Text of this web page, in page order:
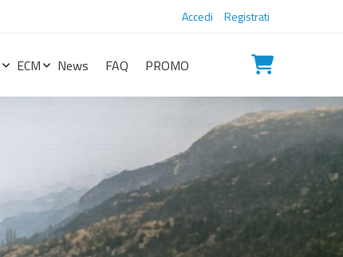
Accedi Registrati
ECM News FAQ PROMO